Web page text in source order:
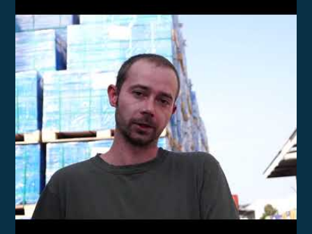
Das Video wird von YouTube eingebettet.
Es gelten die
Datenschutzerklärungen